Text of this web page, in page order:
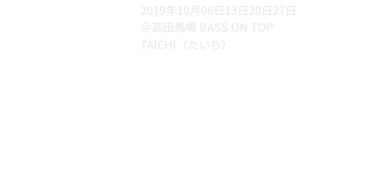
2019年10月06日13日20日27日
＠高田馬場 BASS ON TOP
TAICHI（たいち）